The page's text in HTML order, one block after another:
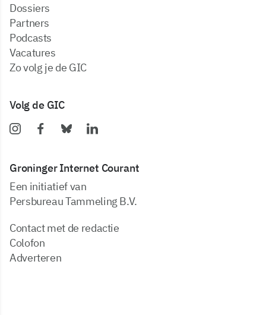
dossiers
partners
podcasts
vacatures
zo volg je de GIC
Volg de GIC
Groninger Internet Courant
Een initiatief van
Persbureau Tammeling B.V.
Contact met de redactie
Colofon
Adverteren